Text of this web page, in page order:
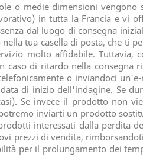
o medie dimensioni vengono
in tutta la Francia e vi
dal luogo di consegna
tua casella di posta, che ti
molto affidabile. Tuttavia,
di ritardo nella consegna
o inviandoci
di inizio dell'indagine. Se
Se invece il prodotto non
inviarti un prodotto
interessati dalla perdita
prezzi di vendita,
per il prolungamento dei